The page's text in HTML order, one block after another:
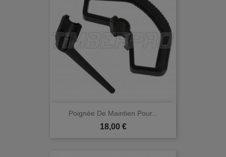
Poignée De Maintien Pour...
Prix
18,00 €